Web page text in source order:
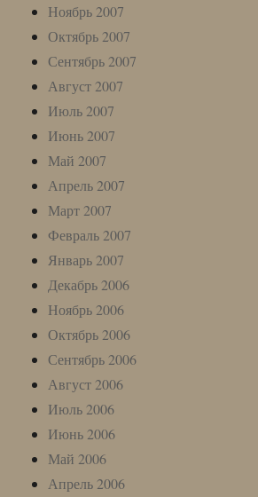
Ноябрь 2007
Октябрь 2007
Сентябрь 2007
Август 2007
Июль 2007
Июнь 2007
Май 2007
Апрель 2007
Март 2007
Февраль 2007
Январь 2007
Декабрь 2006
Ноябрь 2006
Октябрь 2006
Сентябрь 2006
Август 2006
Июль 2006
Июнь 2006
Май 2006
Апрель 2006